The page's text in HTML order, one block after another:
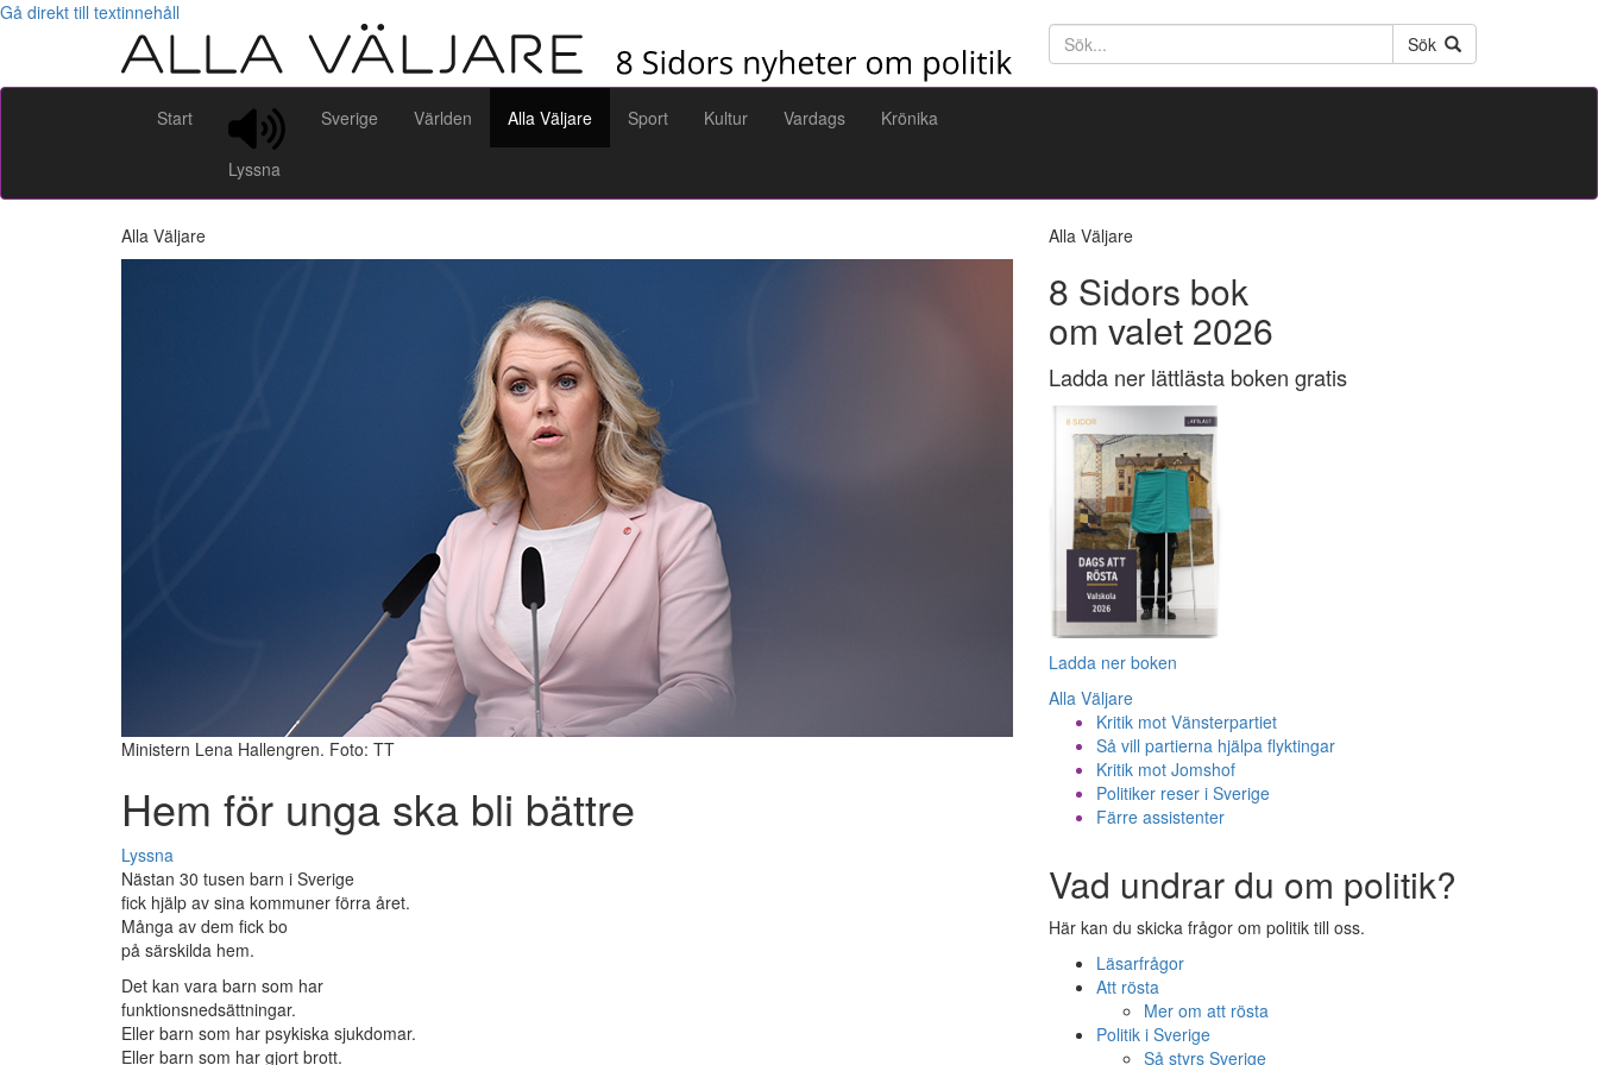
Gå direkt till textinnehåll
Söktext
Sök
Start
Lyssna
Sverige Världen Alla Väljare Sport Kultur Vardags Krönika
Alla Väljare
Ministern Lena Hallengren. Foto: TT
Hem för unga ska bli bättre
Lyssna
Nästan 30 tusen barn i Sverige
fick hjälp av sina kommuner förra året.
Många av dem fick bo
på särskilda hem.
Det kan vara barn som har
funktionsnedsättningar.
Eller barn som har psykiska sjukdomar.
Eller barn som har gjort brott.
Alla Väljare
8 Sidors bok
om valet 2026
Ladda ner lättlästa boken gratis
Ladda ner boken
Alla Väljare
Kritik mot Vänsterpartiet
Så vill partierna hjälpa flyktingar
Kritik mot Jomshof
Politiker reser i Sverige
Färre assistenter
Vad undrar du om politik?
Här kan du skicka frågor om politik till oss.
Läsarfrågor
Att rösta
Mer om att rösta
Politik i Sverige
Så styrs Sverige